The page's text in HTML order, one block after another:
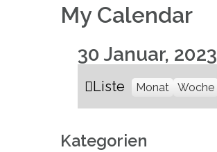
My Calendar
30 Januar, 2023
Ansicht
als
Liste Monat Woche
Kategorien